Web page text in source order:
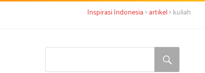
Inspirasi Indonesia>artikel>kuliah